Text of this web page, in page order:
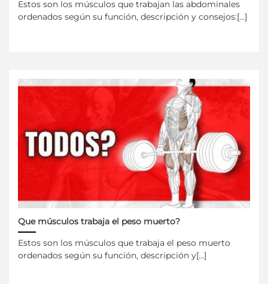
Estos son los músculos que trabajan las abdominales
ordenados según su función, descripción y consejos:[...]
Que músculos trabaja el peso muerto?
Estos son los músculos que trabaja el peso muerto
ordenados según su función, descripción y[...]